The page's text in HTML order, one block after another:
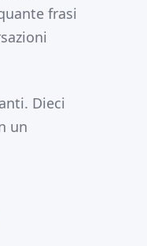
frasi
Dieci
un